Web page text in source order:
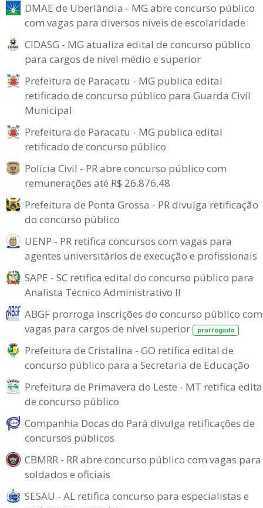
DMAE de Uberlândia - MG abre concurso público
com vagas para diversos níveis de escolaridade
CIDASG - MG atualiza edital de concurso público
para cargos de nível médio e superior
Prefeitura de Paracatu - MG publica edital
retificado de concurso público para Guarda Civil
Municipal
Prefeitura de Paracatu - MG publica edital
retificado de concurso público
Polícia Civil - PR abre concurso público com
remunerações até R$ 26.876,48
Prefeitura de Ponta Grossa - PR divulga retificação
do concurso público
UENP - PR retifica concursos com vagas para
agentes universitários de execução e profissionais
SAPE - SC retifica edital do concurso público para
Analista Técnico Administrativo II
ABGF prorroga inscrições do concurso público com
vagas para cargos de nível superior
prorrogado
Prefeitura de Cristalina - GO retifica edital de
concurso público para a Secretaria de Educação
Prefeitura de Primavera do Leste - MT retifica
de concurso público
Companhia Docas do Pará divulga retificações de
concursos públicos
CBMRR - RR abre concurso público com vagas para
soldados e oficiais
SESAU - AL retifica concurso para especialistas e